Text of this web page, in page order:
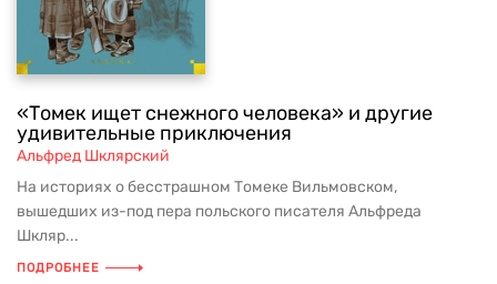
«Томек ищет снежного человека» и другие
удивительные приключения
Альфред Шклярский
На историях о бесстрашном Томеке Вильмовском,
вышедших из-под пера польского писателя Альфреда
Шкляр...
ПОДРОБНЕЕ